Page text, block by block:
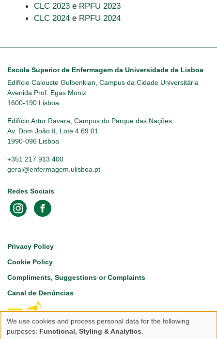
CLC 2023 e RPFU 2023
CLC 2024 e RPFU 2024
Escola Superior de Enfermagem da Universidade de Lisboa
Edifício Calouste Gulbenkian, Campus da Cidade Universitária
Avenida Prof. Egas Moniz
1600-190 Lisboa
Edifício Artur Ravara, Campus do Parque das Nações
Av. Dom João II, Lote 4.69.01
1990-096 Lisboa
+351 217 913 400
geral@enfermagem.ulisboa.pt
Redes Sociais
Footer
Privacy Policy
Cookie Policy
Compliments, Suggestions or Complaints
Canal de Denúncias
Use
We use cookies and process personal data for the following
purposes: Functional, Styling & Analytics